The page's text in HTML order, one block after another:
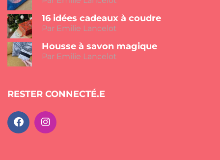
16 idées cadeaux à coudre
Par Emilie Lancelot
Housse à savon magique
Par Emilie Lancelot
RESTER CONNECTÉ.E